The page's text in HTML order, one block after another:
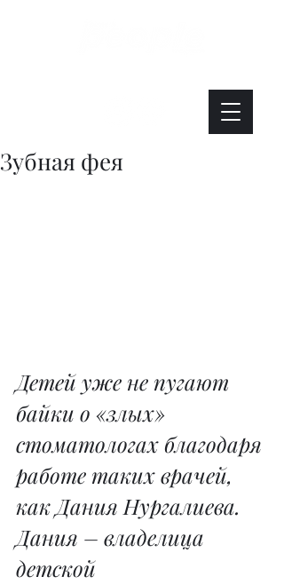
Зубная фея
Детей уже не пугают
байки о «злых»
стоматологах благодаря
работе таких врачей,
как Дания Нургалиева.
Дания – владелица
детской